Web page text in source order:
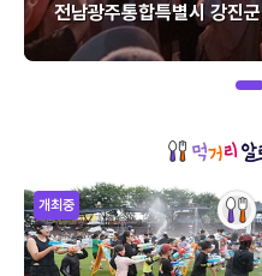
전남광주통합특별시 강진군
개최중